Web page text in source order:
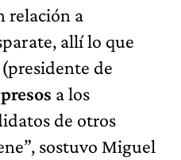
relación a
allí lo que
de
presos a los
de otros
sostuvo Miguel